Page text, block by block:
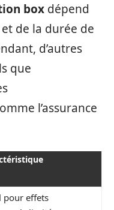
box dépend
de la durée de
d’autres
que
l’assurance
pour effets